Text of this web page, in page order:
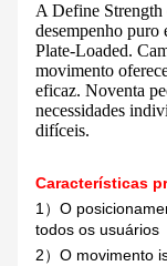
A Define Strength
desempenho puro
Plate-Loaded.
movimento
eficaz. Noventa
necessidades
difíceis.
Características
1） O
todos os usuários
2 ） O movimento